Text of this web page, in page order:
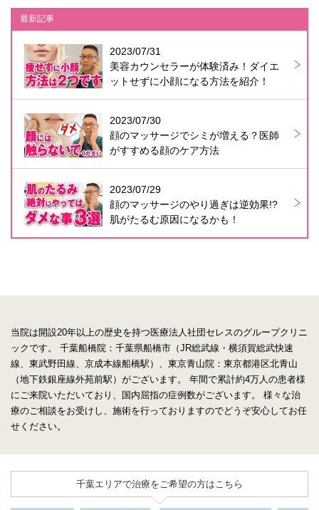
最新記事
2023/07/31
美容カウンセラーが体験済み！ダイエ
ットせずに小顔になる方法を紹介！
2023/07/30
顔のマッサージでシミが増える？医師
がすすめる顔のケア方法
2023/07/29
顔のマッサージのやり過ぎは逆効果!?
肌がたるむ原因になるかも！
当院は開設20年以上の歴史を持つ医療法人社団セレスのグループクリニ
ックです。
千葉船橋院：千葉県船橋市（JR総武線・横須賀総武快速
線、東武野田線、京成本線船橋駅）、東京青山院：東京都港区北青山
（地下鉄銀座線外苑前駅）がございます。
年間で累計約4万人の患者様
にご来院いただいており、国内屈指の症例数がございます。
様々な治
療のご相談をお受けし、施術を行っておりますのでどうぞ安心してお任
せください。
千葉エリアで治療をご希望の方はこちら